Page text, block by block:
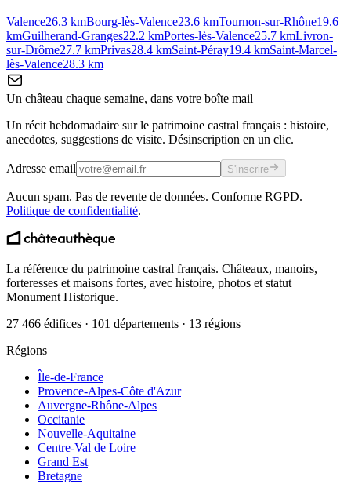
Valence26.3 kmBourg-lès-Valence23.6 kmTournon-sur-Rhône19.6
kmGuilherand-Granges22.2 kmPortes-lès-Valence25.7 kmLivron-
sur-Drôme27.7 kmPrivas28.4 kmSaint-Péray19.4 kmSaint-Marcel-
lès-Valence28.3 km
Un château chaque semaine, dans votre boîte mail
Un récit hebdomadaire sur le patrimoine castral français : histoire,
anecdotes, suggestions de visite. Désinscription en un clic.
Adresse email S'inscrire
Aucun spam. Pas de revente de données. Conforme RGPD.
Politique de confidentialité.
La référence du patrimoine castral français. Châteaux, manoirs,
forteresses et maisons fortes, avec histoire, photos et statut
Monument Historique.
27 466 édifices · 101 départements · 13 régions
Régions
Île-de-France
Provence-Alpes-Côte d'Azur
Auvergne-Rhône-Alpes
Occitanie
Nouvelle-Aquitaine
Centre-Val de Loire
Grand Est
Bretagne